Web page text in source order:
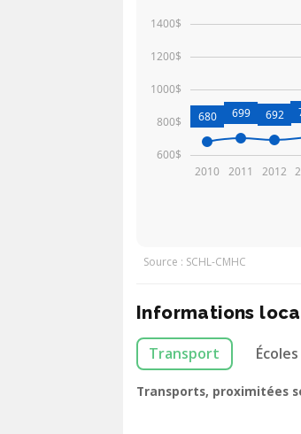
2010 2011 2012
600$
800$
1000$
1200$
1400$
680 699 692
Source : SCHL-CMHC
Informations
Transport Écoles
Transports, proximitées